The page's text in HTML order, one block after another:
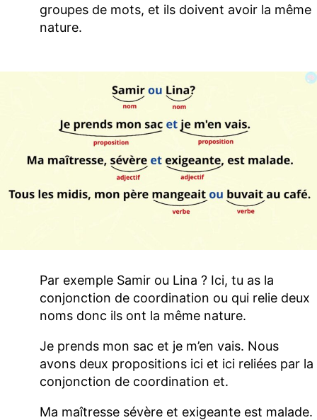
groupes de mots, et ils doivent avoir la même
nature.
Par exemple Samir ou Lina ? Ici, tu as la
conjonction de coordination ou qui relie deux
noms donc ils ont la même nature.
Je prends mon sac et je m’en vais. Nous
avons deux propositions ici et ici reliées par la
conjonction de coordination et.
Ma maîtresse sévère et exigeante est malade.